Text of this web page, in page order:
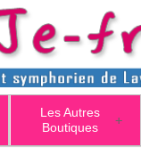
+
Les Autres
Boutiques